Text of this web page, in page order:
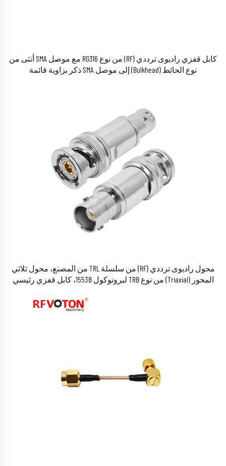
كابل قفزي راديوى ترددي (RF) من نوع RG316 مع موصل SMA أنثى من
نوع الحائط (Bulkhead) إلى موصل SMA ذكر بزاوية قائمة
محول راديوى ترددي (RF) من سلسلة TRL من المصنع، محول ثلاثي
المحور (Triaxial) من نوع TRB لبروتوكول 1553B، كابل قفزي رئيسي